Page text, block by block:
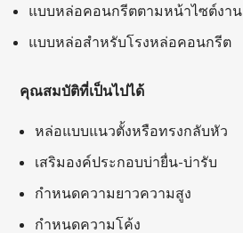
แบบหล่อคอนกรีตตามหน้าไซต์งาน
แบบหล่อสำหรับโรงหล่อคอนกรีต
คุณสมบัติที่เป็นไปได้
หล่อแบบแนวตั้งหรือทรงกลับหัว
เสริมองค์ประกอบบ่ายื่น-บ่ารับ
กำหนดความยาวความสูง
กำหนดความโค้ง